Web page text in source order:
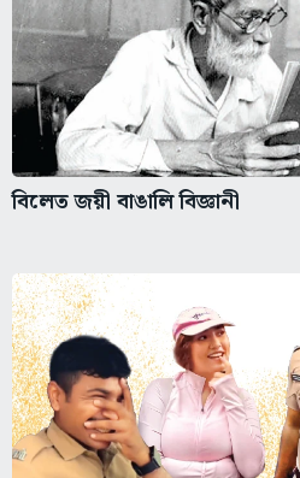
বিলেত জয়ী বাঙালি বিজ্ঞানী
পুলিশ আঙ্কেল... ভাস্তেগুনা হুইয়া!